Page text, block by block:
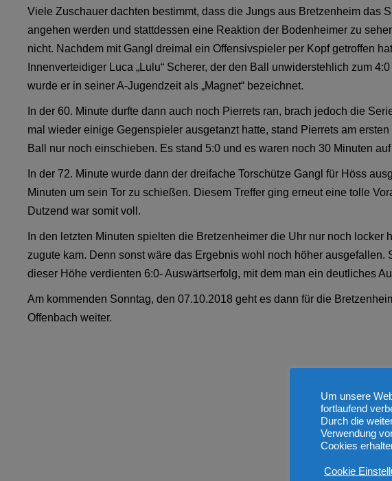
Viele Zuschauer dachten bestimmt, dass die Jungs aus Bretzenheim das
angehen werden und stattdessen eine Reaktion der Bodenheimer zu
nicht. Nachdem mit Gangl dreimal ein Offensivspieler per Kopf getroffen
Innenverteidiger Luca „Lulu“ Scherer, der den Ball unwiderstehlich zum
wurde er in seiner A-Jugendzeit als „Magnet“ bezeichnet.
In der 60. Minute durfte dann auch noch Pierrets ran, brach jedoch die
mal wieder einige Gegenspieler ausgetanzt hatte, stand Pierrets am
Ball nur noch einschieben. Es stand 5:0 und es waren noch 30 Minuten auf
In der 72. Minute wurde dann der dreifache Torschütze Gangl für Höss
Minuten um sein Tor zu schießen. Diesem Treffer ging erneut eine tolle
Dutzend war somit voll.
In den letzten Minuten spielten die Bretzenheimer die Uhr nur noch locker
zugute kam. Denn sonst wäre das Ergebnis wohl noch höher ausgefallen.
dieser Höhe verdienten 6:0- Auswärtserfolg, mit dem man ein deutliches
Am kommenden Sonntag, den 07.10.2018 geht es dann für die
Offenbach weiter.
Um unsere
fortlaufend
Durch die
Verwendung
Cookies
Cookie